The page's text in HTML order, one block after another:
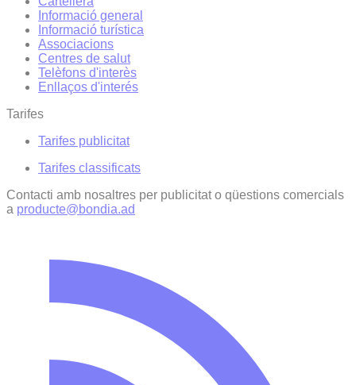
Informació general
Informació turística
Associacions
Centres de salut
Telèfons d'interès
Enllaços d'interés
Tarifes
Tarifes publicitat
Tarifes classificats
Contacti amb nosaltres per publicitat o qüestions comercials
a producte@bondia.ad